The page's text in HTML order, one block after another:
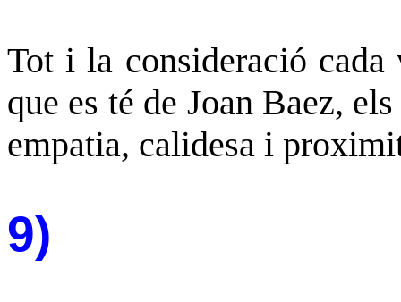
Tot i la consideració cada
que es té de Joan Baez,
empatia, calidesa i
9)